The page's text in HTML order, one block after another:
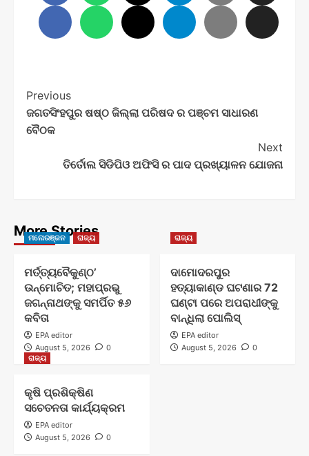
Post
Navigation
Previous
ଜଗତସିଂହପୁର ଷଷ୍ଠ ଜିଲ୍ଲା ପରିଷଦ ର ପଞ୍ଚମ ସାଧାରଣ
ବୈଠକ
Next
ତିର୍ତୋଲ ସିଡିପିଓ ଅଫିସି ର ପାଦ ପ୍ରଖ୍ୟାଳନ ଯୋଜନା
More Stories
ମନୋରଞ୍ଜନ ରାଜ୍ୟ
ମର୍ତ୍ତ୍ୟବୈକୁଣ୍ଠ’
ଉନ୍ମୋଚିତ; ମହାପ୍ରଭୁ
ଜଗନ୍ନାଥଙ୍କୁ ସମର୍ପିତ ୫୬
କବିତା
EPA editor
August 5, 2026
0
ରାଜ୍ୟ
ଦାମୋଦରପୁର
ହତ୍ୟାକାଣ୍ଡ ଘଟଣାର 72
ଘଣ୍ଟା ପରେ ଅପରାଧୀଙ୍କୁ
ବାନ୍ଧିଲା ପୋଲିସ୍
EPA editor
August 5, 2026
0
ରାଜ୍ୟ
କୃଷି ପ୍ରଶିକ୍ଷିଣ
ସଚେତନତା କାର୍ଯ୍ୟକ୍ରମ
EPA editor
August 5, 2026
0